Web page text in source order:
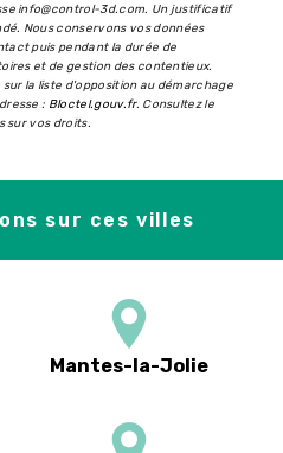
info@control-3d.com. Un justificatif
Nous conservons vos données
puis pendant la durée de
et de gestion des contentieux.
la liste d'opposition au démarchage
: Bloctel.gouv.fr. Consultez le
sur vos droits.
sur ces villes
Mantes-la-Jolie